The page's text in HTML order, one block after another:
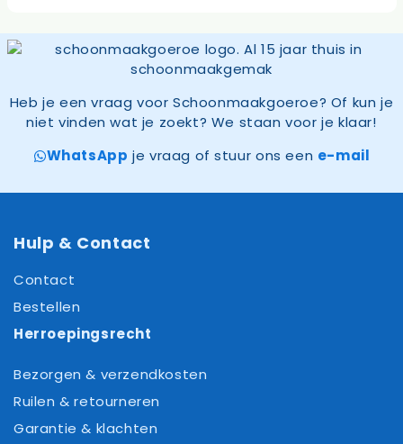
Heb je een vraag voor Schoonmaakgoeroe? Of kun je
niet vinden wat je zoekt? We staan voor je klaar!
WhatsApp je vraag of stuur ons een e-mail
Hulp & Contact
Contact
Bestellen
Herroepingsrecht
Bezorgen & verzendkosten
Ruilen & retourneren
Garantie & klachten